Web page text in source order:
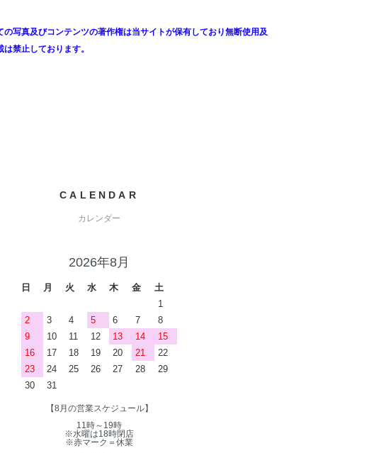
写真及びコンテンツの著作権は当サイトが保有しており無断使用及
は禁止しております。
CALENDAR
カレンダー
2026年8月
日 月 火 水 木 金
土
1
2
3 4 5 6 7
8
9
10 11 12 13 14
15
16
17 18 19 20 21
22
23
24 25 26 27 28
29
30
31
【8月の営業スケジュール】
11時～19時
※水曜は18時閉店
※赤マーク＝休業